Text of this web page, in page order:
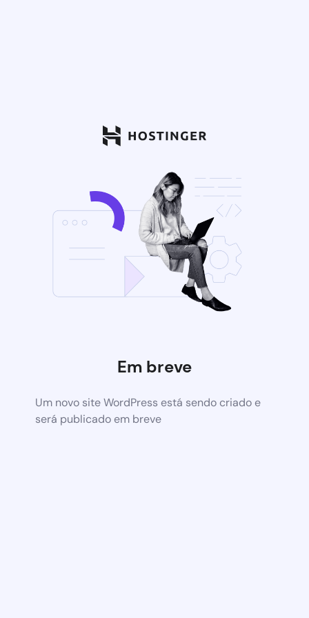
Em breve
Um novo site WordPress está sendo criado e
será publicado em breve